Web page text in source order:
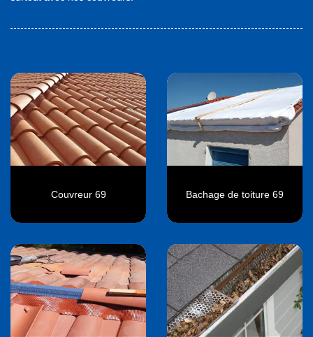
Couvreur 69 Bachage de toiture 69